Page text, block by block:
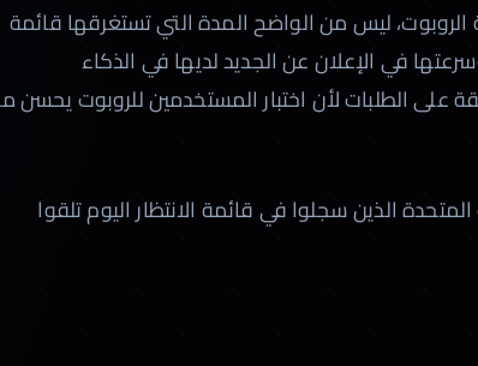
الروبوت، ليس من الواضح المدة التي تستغرقها قائمة
في الإعلان عن الجديد لديها في الذكاء
على الطلبات لأن اختبار المستخدمين للروبوت يحسن
الذين سجلوا في قائمة الانتظار اليوم تلقوا